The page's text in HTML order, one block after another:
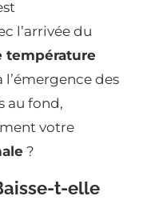
l’arrivée du
température
des
au fond,
votre
?
t-elle